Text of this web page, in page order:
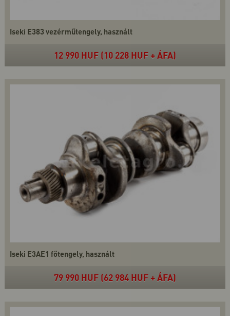
Iseki E383 vezérműtengely, használt
12 990 HUF (10 228 HUF + ÁFA)
Iseki E3AE1 főtengely, használt
79 990 HUF (62 984 HUF + ÁFA)